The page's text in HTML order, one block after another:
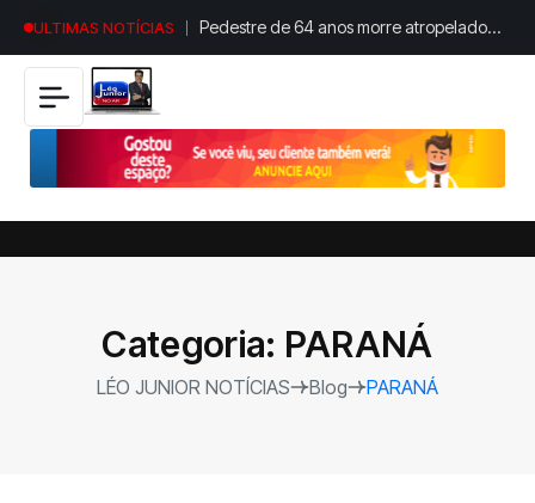
ULTIMAS NOTÍCIAS
Pedestre de 64 anos morre atropelado
por carro na PR-444
Categoria: PARANÁ
LÉO JUNIOR NOTÍCIAS Blog PARANÁ